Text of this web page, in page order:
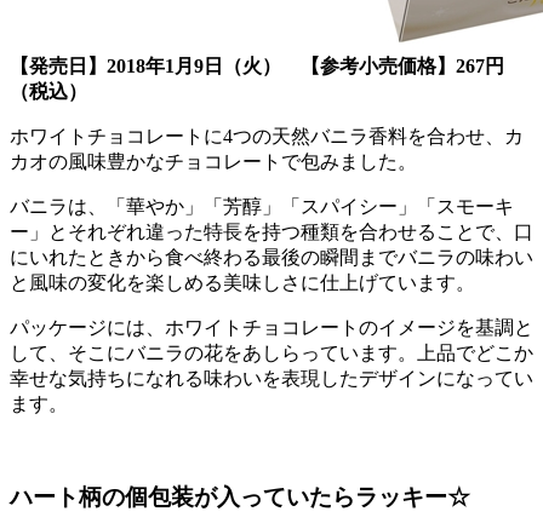
【発売日】2018年1月9日（火） 【参考小売価格】267円
（税込）
ホワイトチョコレートに4つの天然バニラ香料を合わせ、カ
カオの風味豊かなチョコレートで包みました。
バニラは、「華やか」「芳醇」「スパイシー」「スモーキ
ー」とそれぞれ違った特長を持つ種類を合わせることで、口
にいれたときから食べ終わる最後の瞬間までバニラの味わい
と風味の変化を楽しめる美味しさに仕上げています。
パッケージには、ホワイトチョコレートのイメージを基調と
して、そこにバニラの花をあしらっています。上品でどこか
幸せな気持ちになれる味わいを表現したデザインになってい
ます。
ハート柄の個包装が入っていたらラッキー☆